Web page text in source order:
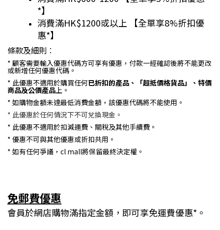
*】
消費滿HK$1200或以上 【全單享8%折扣優
惠*】
條款及細則︰
* 顧客需要輸入優惠代碼方可享有優惠，付款一經確認後將不能更改
或新增任何優惠代碼。
* 此優惠不適用於購買任何已折扣的產品、「超抵價格貨品」、特價
商品及公價產品上。
* 如購物金額未達最低消費金額，該優惠代碼將不能使用。
* 此優惠於任何情況下不可兌換現金。
* 此優惠不適用於扣減運費、關稅及其他手續費。
* 優惠不可與其他優惠或折扣共用。
* 如有任何爭議，cl mall將保留最終決定權。
免郵費優惠
會員於網店購物滿指定金額，即可享免運費優惠*。